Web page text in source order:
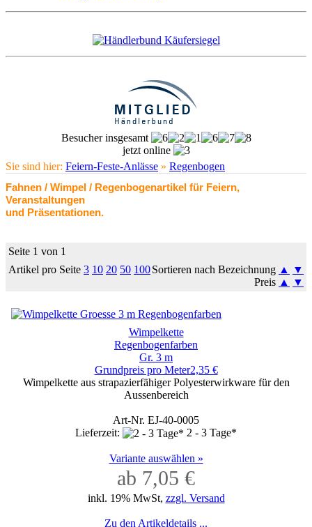
Besucher insgesamt
jetzt online
Sie sind hier: Feiern-Feste-Anlässe » Regenbogen
Fahnen / Wimpel / Regenbogenartikel für Feiern,
Veranstaltungen
und Präsentationen.
Seite 1 von 1
Artikel pro Seite 3 10 20 50 100Sortieren nach Bezeichnung ▲
▼
Preis ▲ ▼
Wimpelkette
Regenbogenfarben
Gr. 3 m
Grundpreis pro Meter2,35 €
Wimpelkette aus strapazierfähiger Polyesterwirkware für den
Aussenbereich
Art-Nr. EJ-40-0005
Lieferzeit:
2 - 3 Tage*
Variante auswählen »
ab 7,05 €
inkl. 19% MwSt, zzgl. Versand
Zu den Artikeldetails ...